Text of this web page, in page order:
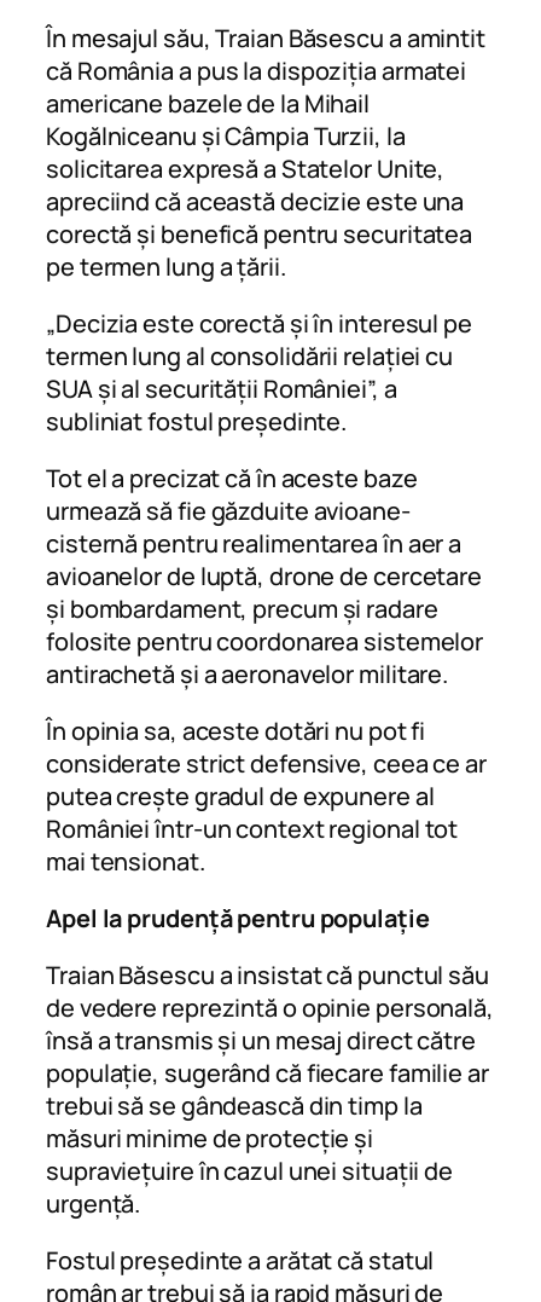
În mesajul său, Traian Băsescu a amintit
că România a pus la dispoziția armatei
americane bazele de la Mihail
Kogălniceanu și Câmpia Turzii, la
solicitarea expresă a Statelor Unite,
apreciind că această decizie este una
corectă și benefică pentru securitatea
pe termen lung a țării.
„Decizia este corectă și în interesul pe
termen lung al consolidării relației cu
SUA și al securității României”, a
subliniat fostul președinte.
Tot el a precizat că în aceste baze
urmează să fie găzduite avioane-
cisternă pentru realimentarea în aer a
avioanelor de luptă, drone de cercetare
și bombardament, precum și radare
folosite pentru coordonarea sistemelor
antirachetă și a aeronavelor militare.
În opinia sa, aceste dotări nu pot fi
considerate strict defensive, ceea ce ar
putea crește gradul de expunere al
României într-un context regional tot
mai tensionat.
Apel la prudență pentru populație
Traian Băsescu a insistat că punctul său
de vedere reprezintă o opinie personală,
însă a transmis și un mesaj direct către
populație, sugerând că fiecare familie ar
trebui să se gândească din timp la
măsuri minime de protecție și
supraviețuire în cazul unei situații de
urgență.
Fostul președinte a arătat că statul
român ar trebui să ia rapid măsuri de